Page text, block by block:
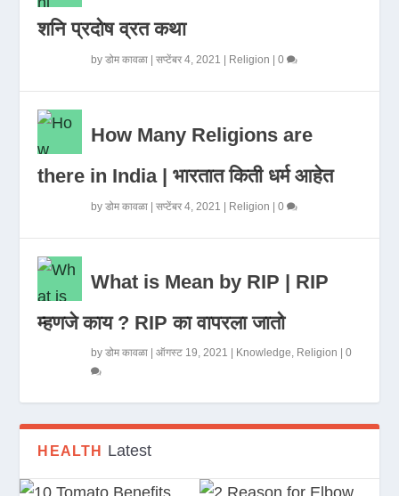
शनि प्रदोष व्रत कथा
byडोम कावळा |सप्टेंबर 4, 2021 Religion |0
How Many Religions are
there in India | भारतात किती धर्म आहेत
byडोम कावळा |सप्टेंबर 4, 2021 Religion |0
What is Mean by RIP | RIP
म्हणजे काय ? RIP का वापरला जातो
byडोम कावळा |ऑगस्ट 19, 2021 Knowledge, Religion |0
HEALTH Latest